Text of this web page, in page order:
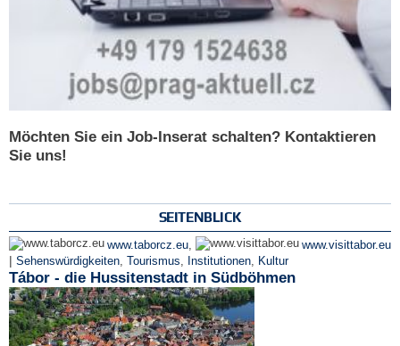
Möchten Sie ein Job-Inserat schalten? Kontaktieren
Sie uns!
SEITENBLICK
www.taborcz.eu, www.visittabor.eu
| Sehenswürdigkeiten, Tourismus, Institutionen, Kultur
Tábor - die Hussitenstadt in Südböhmen